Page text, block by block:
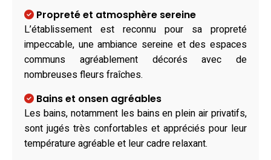
Propreté et atmosphère sereine
L’établissement est reconnu pour sa propreté
impeccable, une ambiance sereine et des espaces
communs agréablement décorés avec de
nombreuses fleurs fraîches.
Bains et onsen agréables
Les bains, notamment les bains en plein air privatifs,
sont jugés très confortables et appréciés pour leur
température agréable et leur cadre relaxant.